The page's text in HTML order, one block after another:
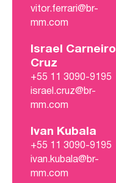
vitor.ferrari@br-
mm.com
Israel Carneiro
Cruz
+55 11 3090-9195
israel.cruz@br-
mm.com
Ivan Kubala
+55 11 3090-9195
ivan.kubala@br-
mm.com